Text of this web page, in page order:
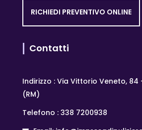
RICHIEDI PREVENTIVO ONLINE
Contatti
Indirizzo : Via Vittorio Veneto, 84
(RM)
Telefono : 338 7200938